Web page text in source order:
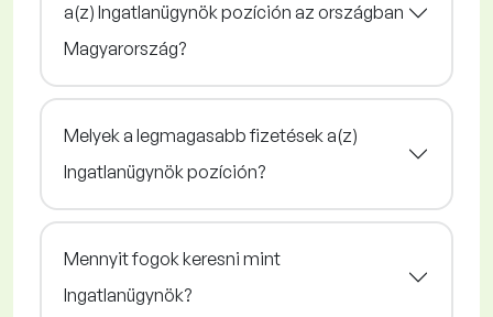
a(z) Ingatlanügynök pozíción az országban
Magyarország?
Melyek a legmagasabb fizetések a(z)
Ingatlanügynök pozíción?
Mennyit fogok keresni mint
Ingatlanügynök?